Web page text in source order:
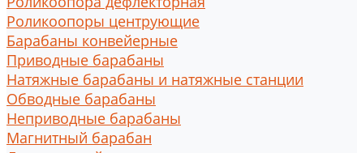
Роликоопоры центрующие
Барабаны конвейерные
Приводные барабаны
Натяжные барабаны и натяжные станции
Обводные барабаны
Неприводные барабаны
Магнитный барабан